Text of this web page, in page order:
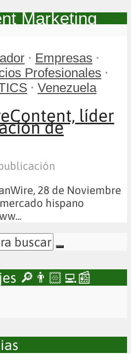
Marketing
• Empresas •
Profesionales •
• Venezuela
líder
de
28 de Noviembre
hispano
🔎👨🏻‍💻📰